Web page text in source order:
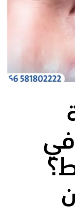
في